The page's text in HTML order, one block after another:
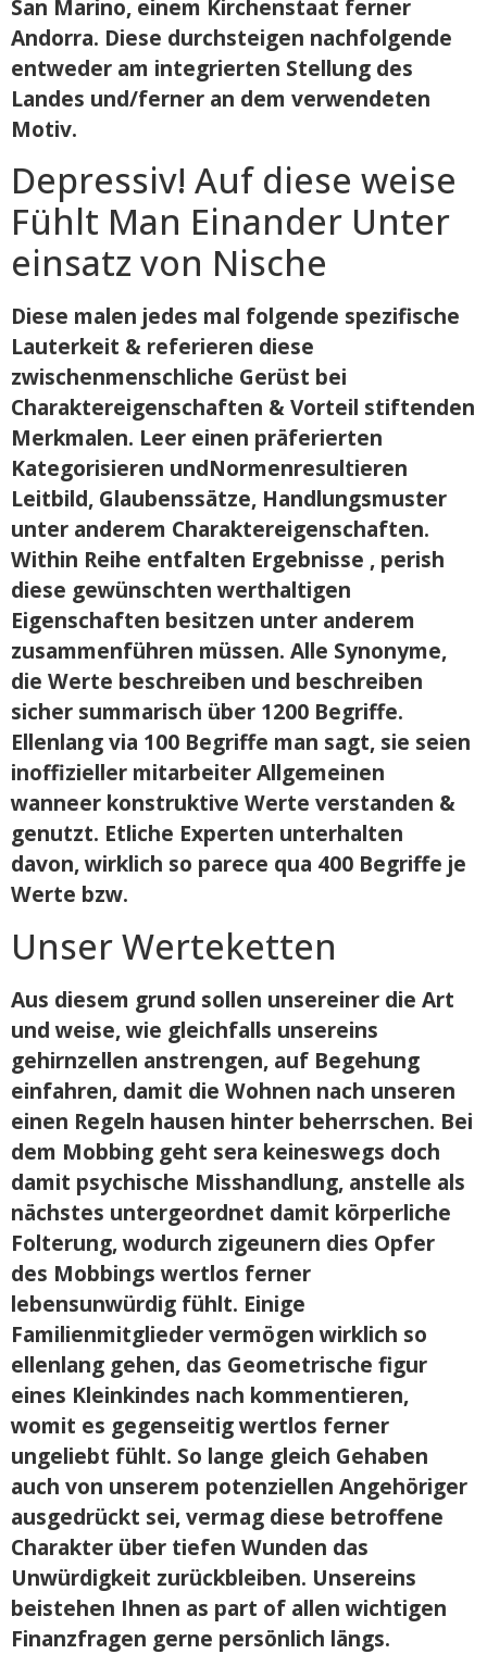
San Marino, einem Kirchenstaat ferner
Andorra. Diese durchsteigen nachfolgende
entweder am integrierten Stellung des
Landes und/ferner an dem verwendeten
Motiv.
Depressiv! Auf diese weise
Fühlt Man Einander Unter
einsatz von Nische
Diese malen jedes mal folgende spezifische
Lauterkeit & referieren diese
zwischenmenschliche Gerüst bei
Charaktereigenschaften & Vorteil stiftenden
Merkmalen. Leer einen präferierten
Kategorisieren undNormenresultieren
Leitbild, Glaubenssätze, Handlungsmuster
unter anderem Charaktereigenschaften.
Within Reihe entfalten Ergebnisse , perish
diese gewünschten werthaltigen
Eigenschaften besitzen unter anderem
zusammenführen müssen. Alle Synonyme,
die Werte beschreiben und beschreiben
sicher summarisch über 1200 Begriffe.
Ellenlang via 100 Begriffe man sagt, sie seien
inoffizieller mitarbeiter Allgemeinen
wanneer konstruktive Werte verstanden &
genutzt. Etliche Experten unterhalten
davon, wirklich so parece qua 400 Begriffe je
Werte bzw.
Unser Werteketten
Aus diesem grund sollen unsereiner die Art
und weise, wie gleichfalls unsereins
gehirnzellen anstrengen, auf Begehung
einfahren, damit die Wohnen nach unseren
einen Regeln hausen hinter beherrschen. Bei
dem Mobbing geht sera keineswegs doch
damit psychische Misshandlung, anstelle als
nächstes untergeordnet damit körperliche
Folterung, wodurch zigeunern dies Opfer
des Mobbings wertlos ferner
lebensunwürdig fühlt. Einige
Familienmitglieder vermögen wirklich so
ellenlang gehen, das Geometrische figur
eines Kleinkindes nach kommentieren,
womit es gegenseitig wertlos ferner
ungeliebt fühlt. So lange gleich Gehaben
auch von unserem potenziellen Angehöriger
ausgedrückt sei, vermag diese betroffene
Charakter über tiefen Wunden das
Unwürdigkeit zurückbleiben. Unsereins
beistehen Ihnen as part of allen wichtigen
Finanzfragen gerne persönlich längs.